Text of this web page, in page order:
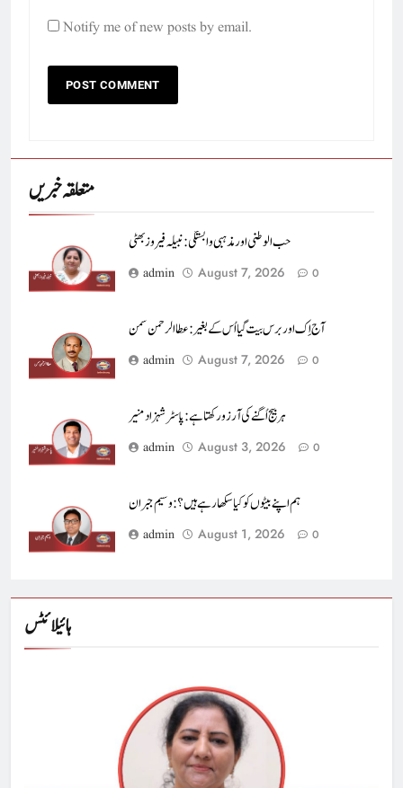
ہائیلائٹس
Notify me of new posts by email.
متعلقہ خبریں
حب الوطنی اور مذہبی وابستگی : نبیلہ فیروز بھٹی
admin August 7, 2026 0
آج اِک اور برس بیت گیا اُس کے بغیر : عطاالرحمن سمن
admin August 7, 2026 0
ہر بیج اُگنے کی آرزو رکھتا ہے : پاسٹر شہزاد منیر
admin August 3, 2026 0
ہم اپنے بیٹوں کو کیا سکھا رہے ہیں؟ : وسیم جبران
admin August 1, 2026 0